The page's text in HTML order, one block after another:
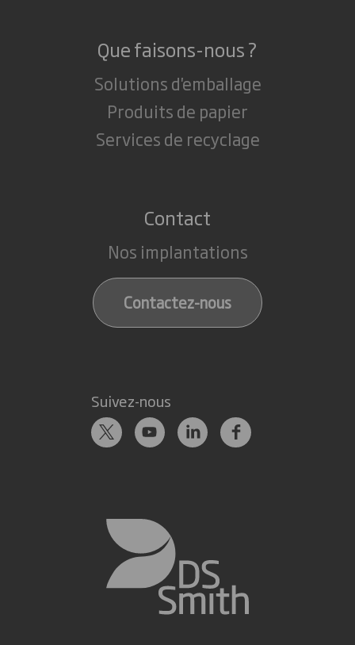
Que faisons-nous ?
Solutions d'emballage
Produits de papier
Services de recyclage
Contact
Nos implantations
Contactez-nous
Suivez-nous